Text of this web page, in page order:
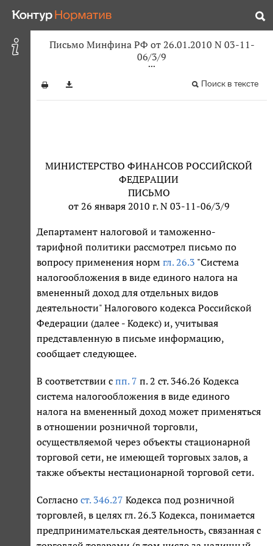
Письмо Минфина РФ от 26.01.2010 N 03-11-
06/3/9
Поиск в тексте
МИНИСТЕРСТВО ФИНАНСОВ РОССИЙСКОЙ
ФЕДЕРАЦИИ
ПИСЬМО
от 26 января 2010 г. N 03-11-06/3/9
Департамент налоговой и таможенно-
тарифной политики рассмотрел письмо по
вопросу применения норм гл. 26.3 "Система
налогообложения в виде единого налога на
вмененный доход для отдельных видов
деятельности" Налогового кодекса Российской
Федерации (далее - Кодекс) и, учитывая
представленную в письме информацию,
сообщает следующее.
В соответствии с пп. 7 п. 2 ст. 346.26 Кодекса
система налогообложения в виде единого
налога на вмененный доход может применяться
в отношении розничной торговли,
осуществляемой через объекты стационарной
торговой сети, не имеющей торговых залов, а
также объекты нестационарной торговой сети.
Согласно ст. 346.27 Кодекса под розничной
торговлей, в целях гл. 26.3 Кодекса, понимается
предпринимательская деятельность, связанная с